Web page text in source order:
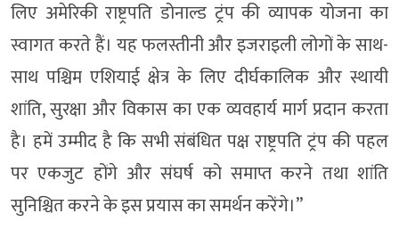
लिए अमेरिकी राष्ट्रपति डोनाल्ड ट्रंप की व्यापक योजना का
स्वागत करते हैं। यह फलस्तीनी और इजराइली लोगों के साथ-
साथ पश्चिम एशियाई क्षेत्र के लिए दीर्घकालिक और स्थायी
शांति, सुरक्षा और विकास का एक व्यवहार्य मार्ग प्रदान करता
है। हमें उम्मीद है कि सभी संबंधित पक्ष राष्ट्रपति ट्रंप की पहल
पर एकजुट होंगे और संघर्ष को समाप्त करने तथा शांति
सुनिश्चित करने के इस प्रयास का समर्थन करेंगे।’’